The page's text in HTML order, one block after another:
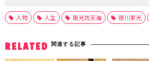
人物 人生 南光坊天海 徳川家光
RELATED 関連する記事